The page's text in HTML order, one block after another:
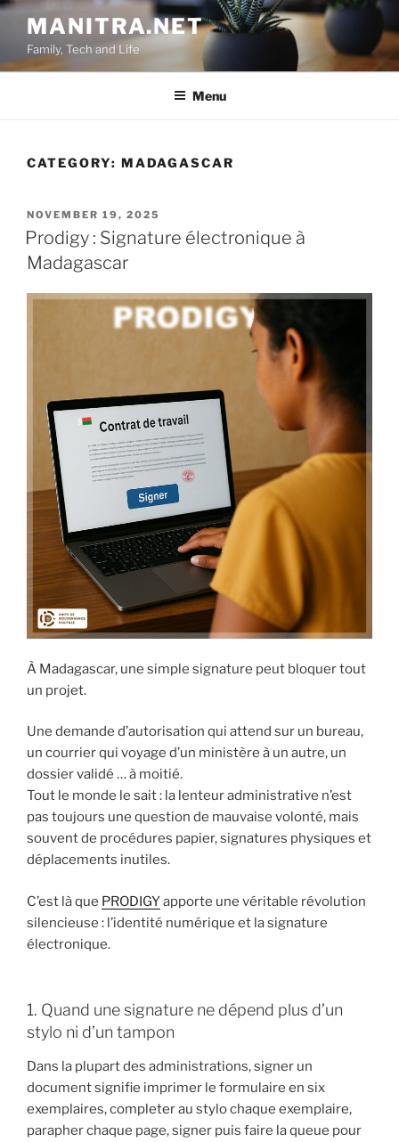
Skip
content
MANITRA.NET
Family, Tech and Life
Menu
CATEGORY: MADAGASCAR
POSTED
ON
NOVEMBER 19, 2025
Prodigy : Signature électronique à
Madagascar
À Madagascar, une simple signature peut bloquer tout
un projet.
Une demande d’autorisation qui attend sur un bureau,
un courrier qui voyage d’un ministère à un autre, un
dossier validé … à moitié.
Tout le monde le sait : la lenteur administrative n’est
pas toujours une question de mauvaise volonté, mais
souvent de procédures papier, signatures physiques et
déplacements inutiles.
C’est là que PRODIGYapporte une véritable révolution
silencieuse : l’identité numérique et la signature
électronique.
1. Quand une signature ne dépend plus d’un
stylo ni d’un tampon
Dans la plupart des administrations, signer un
document signifie imprimer le formulaire en six
exemplaires, completer au stylo chaque exemplaire,
parapher chaque page, signer puis faire la queue pour